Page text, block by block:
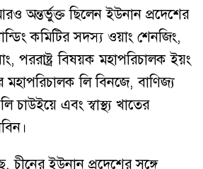
অন্তর্ভুক্ত ছিলেন ইউনান প্রদেশের
কমিটির সদস্য ওয়াং শেনজিং,
পররাষ্ট্র বিষয়ক মহাপরিচালক ইয়ং
মহাপরিচালক লি বিনজে, বাণিজ্য
চাউইয়ে এবং স্বাস্থ্য খাতের
চীনের ইউনান প্রদেশের সঙ্গে